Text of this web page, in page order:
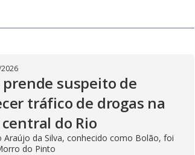
prende suspeito de
tráfico de drogas na
do Rio
Araújo da Silva, conhecido como Bolão, foi
do Pinto